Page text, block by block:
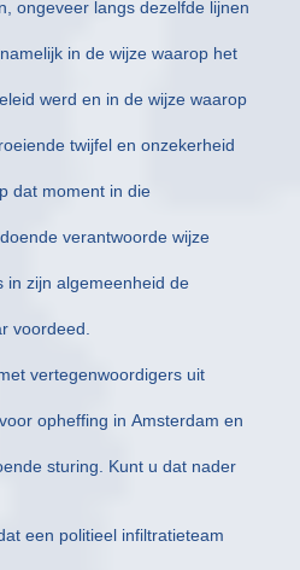
ongeveer langs dezelfde lijnen
in de wijze waarop het
werd en in de wijze waarop
twijfel en onzekerheid
dat moment in die
verantwoorde wijze
in zijn algemeenheid de
voordeed.
vertegenwoordigers uit
opheffing in Amsterdam en
sturing. Kunt u dat nader
een politieel infiltratieteam